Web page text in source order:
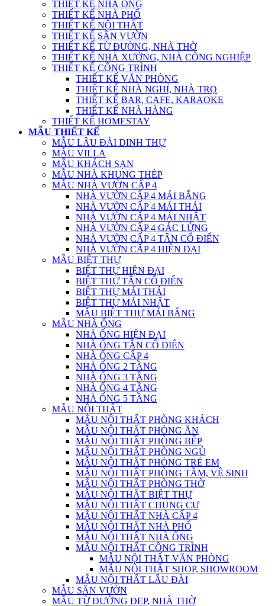
THIẾT KẾ NHÀ ỐNG
THIẾT KẾ NHÀ PHỐ
THIẾT KẾ NỘI THẤT
THIẾT KẾ SÂN VƯỜN
THIẾT KẾ TỪ ĐƯỜNG, NHÀ THỜ
THIẾT KẾ NHÀ XƯỞNG, NHÀ CÔNG NGHIỆP
THIẾT KẾ CÔNG TRÌNH
THIẾT KẾ VĂN PHÒNG
THIẾT KẾ NHÀ NGHỈ, NHÀ TRỌ
THIẾT KẾ BAR, CAFE, KARAOKE
THIẾT KẾ NHÀ HÀNG
THIẾT KẾ HOMESTAY
MẪU THIẾT KẾ
MẪU LÂU ĐÀI DINH THỰ
MẪU VILLA
MẪU KHÁCH SẠN
MẪU NHÀ KHUNG THÉP
MẪU NHÀ VƯỜN CẤP 4
NHÀ VƯỜN CẤP 4 MÁI BẰNG
NHÀ VƯỜN CẤP 4 MÁI THÁI
NHÀ VƯỜN CẤP 4 MÁI NHẬT
NHÀ VƯỜN CẤP 4 GÁC LỬNG
NHÀ VƯỜN CẤP 4 TÂN CỔ ĐIỂN
NHÀ VƯỜN CẤP 4 HIỆN ĐẠI
MẪU BIỆT THỰ
BIỆT THỰ HIỆN ĐẠI
BIỆT THỰ TÂN CỔ ĐIỂN
BIỆT THỰ MÁI THÁI
BIỆT THỰ MÁI NHẬT
MẪU BIỆT THỰ MÁI BẰNG
MẪU NHÀ ỐNG
NHÀ ỐNG HIỆN ĐẠI
NHÀ ỐNG TÂN CỔ ĐIỂN
NHÀ ỐNG CẤP 4
NHÀ ỐNG 2 TẦNG
NHÀ ỐNG 3 TẦNG
NHÀ ỐNG 4 TẦNG
NHÀ ỐNG 5 TẦNG
MẪU NỘI THẤT
MẪU NỘI THẤT PHÒNG KHÁCH
MẪU NỘI THẤT PHÒNG ĂN
MẪU NỘI THẤT PHÒNG BẾP
MẪU NỘI THẤT PHÒNG NGỦ
MẪU NỘI THẤT PHÒNG TRẺ EM
MẪU NỘI THẤT PHÒNG TẮM, VỆ SINH
MẪU NỘI THẤT PHÒNG THỜ
MẪU NỘI THẤT BIỆT THỰ
MẪU NỘI THẤT CHUNG CƯ
MẪU NỘI THẤT NHÀ CẤP 4
MẪU NỘI THẤT NHÀ PHỐ
MẪU NỘI THẤT NHÀ ỐNG
MẪU NỘI THẤT CÔNG TRÌNH
MẪU NỘI THẤT VĂN PHÒNG
MẪU NỘI THẤT SHOP, SHOWROOM
MẪU NỘI THẤT LÂU ĐÀI
MẪU SÂN VƯỜN
MẪU TỪ ĐƯỜNG ĐẸP, NHÀ THỜ